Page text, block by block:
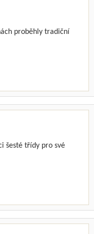
proběhly tradiční
šesté třídy pro své